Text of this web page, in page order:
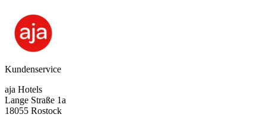
Kundenservice
aja Hotels
Lange Straße 1a
18055 Rostock